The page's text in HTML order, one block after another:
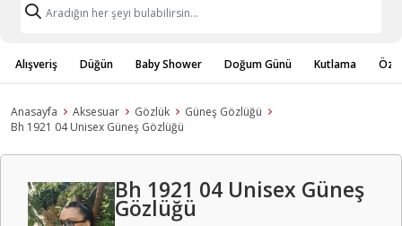
Alışveriş Düğün Baby Shower Doğum Günü Kutlama
Anasayfa Aksesuar Gözlük
Güneş Gözlüğü
Bh 1921 04 Unisex Güneş Gözlüğü
Bh 1921 04 Unisex Güneş
Gözlüğü